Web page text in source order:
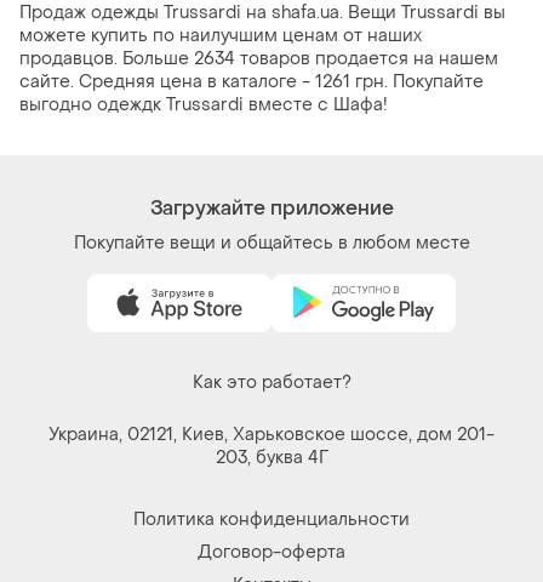
Продаж одежды Trussardi на shafa.ua. Вещи Trussardi вы
можете купить по наилучшим ценам от наших
продавцов. Больше 2634 товаров продается на нашем
сайте. Средняя цена в каталоге - 1261 грн. Покупайте
выгодно одеждк Trussardi вместе с Шафа!
Загружайте приложение
Покупайте вещи и общайтесь в любом месте
Как это работает?
Украина, 02121, Киев, Харьковское шоссе, дом 201-
203, буква 4Г
Политика конфиденциальности
Договор-оферта